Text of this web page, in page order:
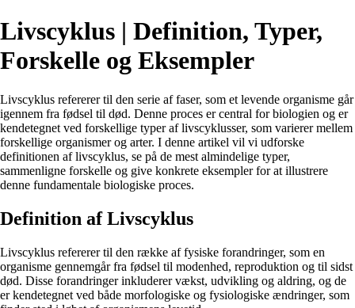
Livscyklus | Definition, Typer,
Forskelle og Eksempler
Livscyklus refererer til den serie af faser, som et levende organisme går
igennem fra fødsel til død. Denne proces er central for biologien og er
kendetegnet ved forskellige typer af livscyklusser, som varierer mellem
forskellige organismer og arter. I denne artikel vil vi udforske
definitionen af livscyklus, se på de mest almindelige typer,
sammenligne forskelle og give konkrete eksempler for at illustrere
denne fundamentale biologiske proces.
Definition af Livscyklus
Livscyklus refererer til den række af fysiske forandringer, som en
organisme gennemgår fra fødsel til modenhed, reproduktion og til sidst
død. Disse forandringer inkluderer vækst, udvikling og aldring, og de
er kendetegnet ved både morfologiske og fysiologiske ændringer, som